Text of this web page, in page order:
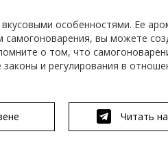
особенностями. Ее
самогоноварения, вы можете
о том, что
и регулирования в
Читать